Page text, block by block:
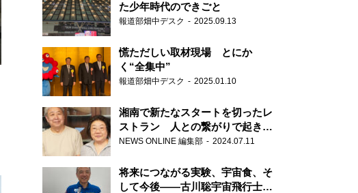
た少年時代のできごと
報道部畑中デスク 2025.09.13
慌ただしい取材現場 とにか
く“全集中”
報道部畑中デスク 2025.01.10
湘南で新たなスタートを切ったレ
ストラン 人との繋がりで起きた
奇跡
NEWS ONLINE 編集部 2024.07.11
将来につながる実験、宇宙食、そ
して今後――古川聡宇宙飛行士単